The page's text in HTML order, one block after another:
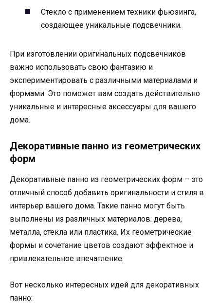
Стекло с применением техники фьюзинга,
создающее уникальные подсвечники.
При изготовлении оригинальных подсвечников
важно использовать свою фантазию и
экспериментировать с различными материалами и
формами. Это поможет вам создать действительно
уникальные и интересные аксессуары для вашего
дома.
Декоративные панно из геометрических
форм
Декоративные панно из геометрических форм – это
отличный способ добавить оригинальности и стиля в
интерьер вашего дома. Такие панно могут быть
выполнены из различных материалов: дерева,
металла, стекла или пластика. Их геометрические
формы и сочетание цветов создают эффектное и
привлекательное впечатление.
Вот несколько интересных идей для декоративных
панно: